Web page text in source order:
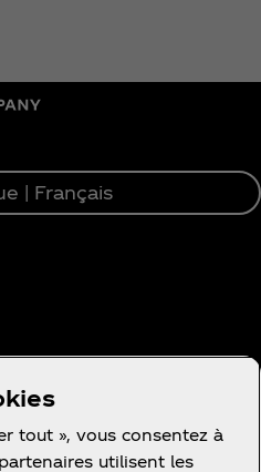
| Français
tout », vous consentez à
utilisent les